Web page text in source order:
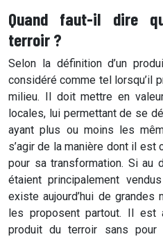
Quand faut-il dire
terroir ?
Selon la définition d’un
considéré comme tel lorsqu’il
milieu. Il doit mettre en
locales, lui permettant de se
ayant plus ou moins les
s’agir de la manière dont il
pour sa transformation. Si au
étaient principalement
existe aujourd’hui de
les proposent partout. Il est
produit du terroir sans pour